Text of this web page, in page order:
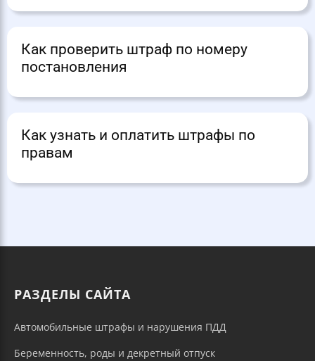
Как проверить штраф по номеру
постановления
Как узнать и оплатить штрафы по
правам
РАЗДЕЛЫ САЙТА
Автомобильные штрафы и нарушения ПДД
Беременность, роды и декретный отпуск